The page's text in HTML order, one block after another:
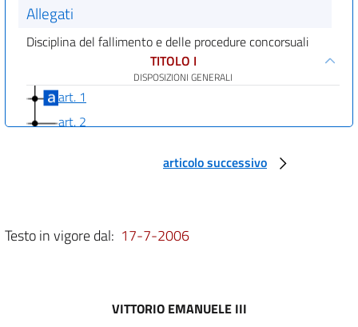
Allegati
Disciplina del fallimento e delle procedure concorsuali
TITOLO I
DISPOSIZIONI GENERALI
art. 1
art. 2
CAPO I
articolo successivo
Testo in vigore dal: 17-7-2006
VITTORIO EMANUELE III